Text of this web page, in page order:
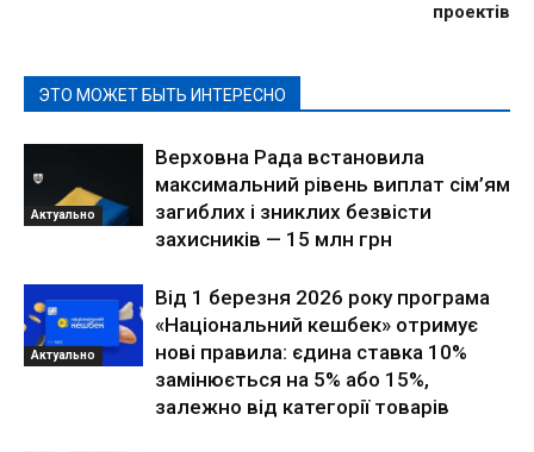
проектів
ЭТО МОЖЕТ БЫТЬ ИНТЕРЕСНО
Актуально
Верховна Рада встановила
максимальний рівень виплат сім’ям
загиблих і зниклих безвісти
захисників — 15 млн грн
Актуально
Від 1 березня 2026 року програма
«Національний кешбек» отримує
нові правила: єдина ставка 10%
замінюється на 5% або 15%,
залежно від категорії товарів